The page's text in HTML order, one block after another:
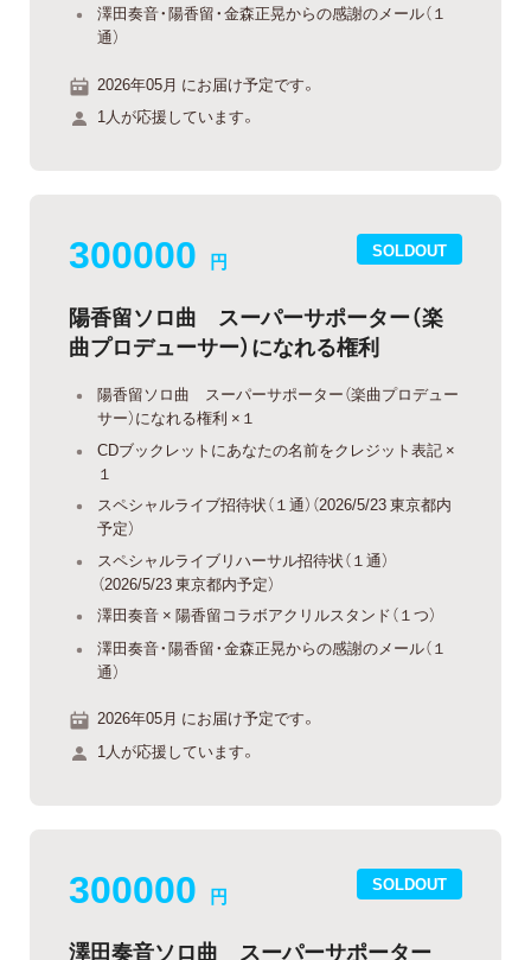
澤田奏音・陽香留・金森正晃からの感謝のメール（１
通）
2026年05月 にお届け予定です。
1人が応援しています。
SOLDOUT
300000 円
陽香留ソロ曲 スーパーサポーター（楽
曲プロデューサー）になれる権利
陽香留ソロ曲 スーパーサポーター（楽曲プロデュー
サー）になれる権利 ×１
CDブックレットにあなたの名前をクレジット表記 ×
１
スペシャルライブ招待状（１通）（2026/5/23 東京都内
予定）
スペシャルライブリハーサル招待状（１通）
（2026/5/23 東京都内予定）
澤田奏音 × 陽香留コラボアクリルスタンド（１つ）
澤田奏音・陽香留・金森正晃からの感謝のメール（１
通）
2026年05月 にお届け予定です。
1人が応援しています。
SOLDOUT
300000 円
澤田奏音ソロ曲 スーパーサポーター